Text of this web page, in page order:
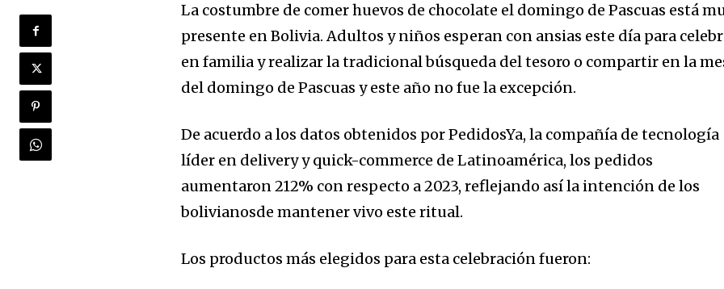
La costumbre de comer huevos de chocolate el domingo de Pascuas está
presente en Bolivia. Adultos y niños esperan con ansias este día para
en familia y realizar la tradicional búsqueda del tesoro o compartir en la
del domingo de Pascuas y este año no fue la excepción.
De acuerdo a los datos obtenidos por PedidosYa, la compañía de tecnología
líder en delivery y quick-commerce de Latinoamérica, los pedidos
aumentaron 212% con respecto a 2023, reflejando así la intención de los
bolivianosde mantener vivo este ritual.
Los productos más elegidos para esta celebración fueron: